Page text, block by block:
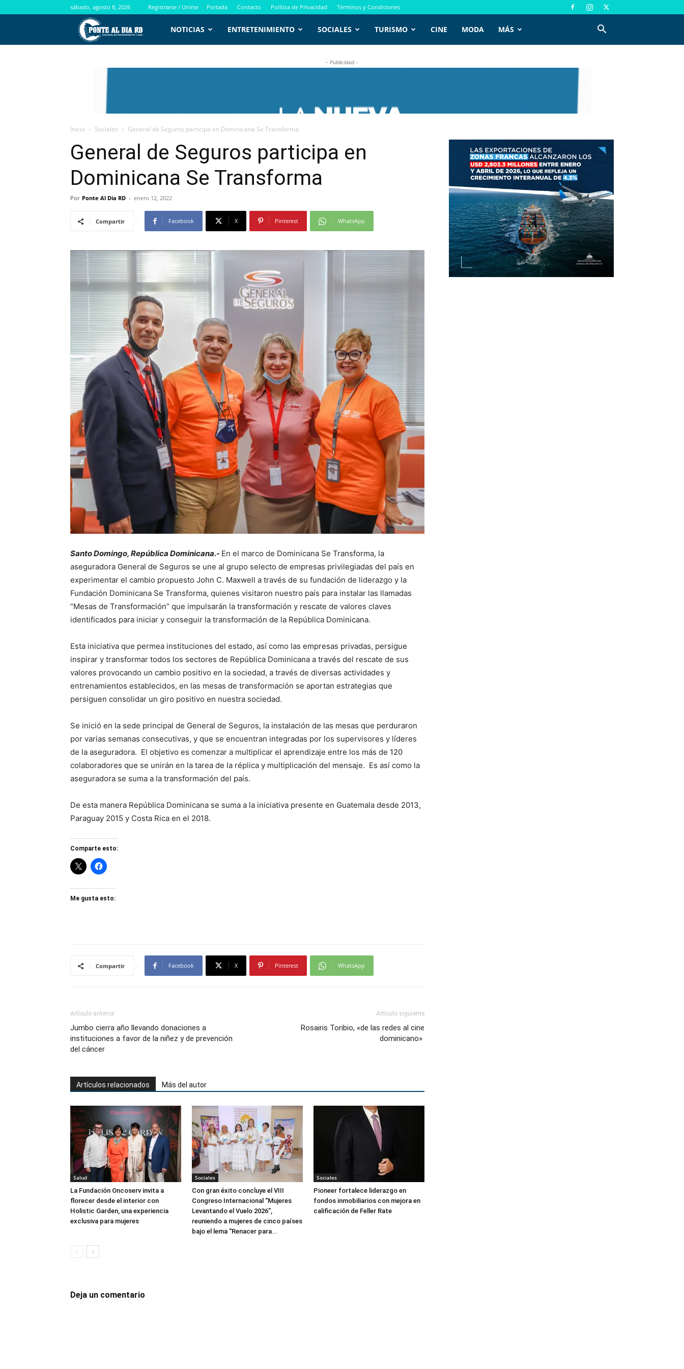
sábado, agosto 8, 2026 Registrarse / Unirse Portada Contacto Política de Privacidad Términos y Condiciones
PontealdiaRD.com
NOTICIAS ENTRETENIMIENTO SOCIALES TURISMO CINE MODA MÁS
- Publicidad -
Inicio Sociales General de Seguros participa en Dominicana Se Transforma
General de Seguros participa en
Dominicana Se Transforma
Por Ponte Al Dia RD - enero 12, 2022
Compartir Facebook X Pinterest WhatsApp
Santo Domingo, República Dominicana.- En el marco de Dominicana Se Transforma, la
aseguradora General de Seguros se une al grupo selecto de empresas privilegiadas del país en
experimentar el cambio propuesto John C. Maxwell a través de su fundación de liderazgo y la
Fundación Dominicana Se Transforma, quienes visitaron nuestro país para instalar las llamadas
“Mesas de Transformación” que impulsarán la transformación y rescate de valores claves
identificados para iniciar y conseguir la transformación de la República Dominicana.
Esta iniciativa que permea instituciones del estado, así como las empresas privadas, persigue
inspirar y transformar todos los sectores de República Dominicana a través del rescate de sus
valores provocando un cambio positivo en la sociedad, a través de diversas actividades y
entrenamientos establecidos, en las mesas de transformación se aportan estrategias que
persiguen consolidar un giro positivo en nuestra sociedad.
Se inició en la sede principal de General de Seguros, la instalación de las mesas que perduraron
por varias semanas consecutivas, y que se encuentran integradas por los supervisores y líderes
de la aseguradora. El objetivo es comenzar a multiplicar el aprendizaje entre los más de 120
colaboradores que se unirán en la tarea de la réplica y multiplicación del mensaje. Es así como la
aseguradora se suma a la transformación del país.
De esta manera República Dominicana se suma a la iniciativa presente en Guatemala desde 2013,
Paraguay 2015 y Costa Rica en el 2018.
Comparte esto:
Me gusta esto:
Compartir Facebook X Pinterest WhatsApp
Artículo anterior
Jumbo cierra año llevando donaciones a
instituciones a favor de la niñez y de prevención
del cáncer
Artículo siguiente
Rosairis Toribio, «de las redes al cine
dominicano»
Artículos relacionados Más del autor
Salud
La Fundación Oncoserv invita a
florecer desde el interior con
Holistic Garden, una experiencia
exclusiva para mujeres
Sociales
Con gran éxito concluye el VIII
Congreso Internacional “Mujeres
Levantando el Vuelo 2026”,
reuniendo a mujeres de cinco países
bajo el lema “Renacer para...
Sociales
Pioneer fortalece liderazgo en
fondos inmobiliarios con mejora en
calificación de Feller Rate
Deja un comentario